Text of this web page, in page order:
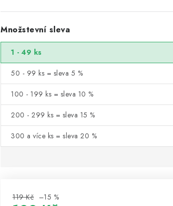
Množstevní sleva
1 - 49 ks
50 - 99 ks = sleva 5 %
100 - 199 ks = sleva 10 %
200 - 299 ks = sleva 15 %
300 a více ks = sleva 20 %
119 Kč –15 %